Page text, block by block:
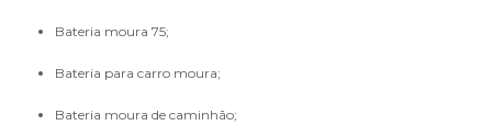
bateria moura 75;
bateria para carro moura;
bateria moura de caminhão;